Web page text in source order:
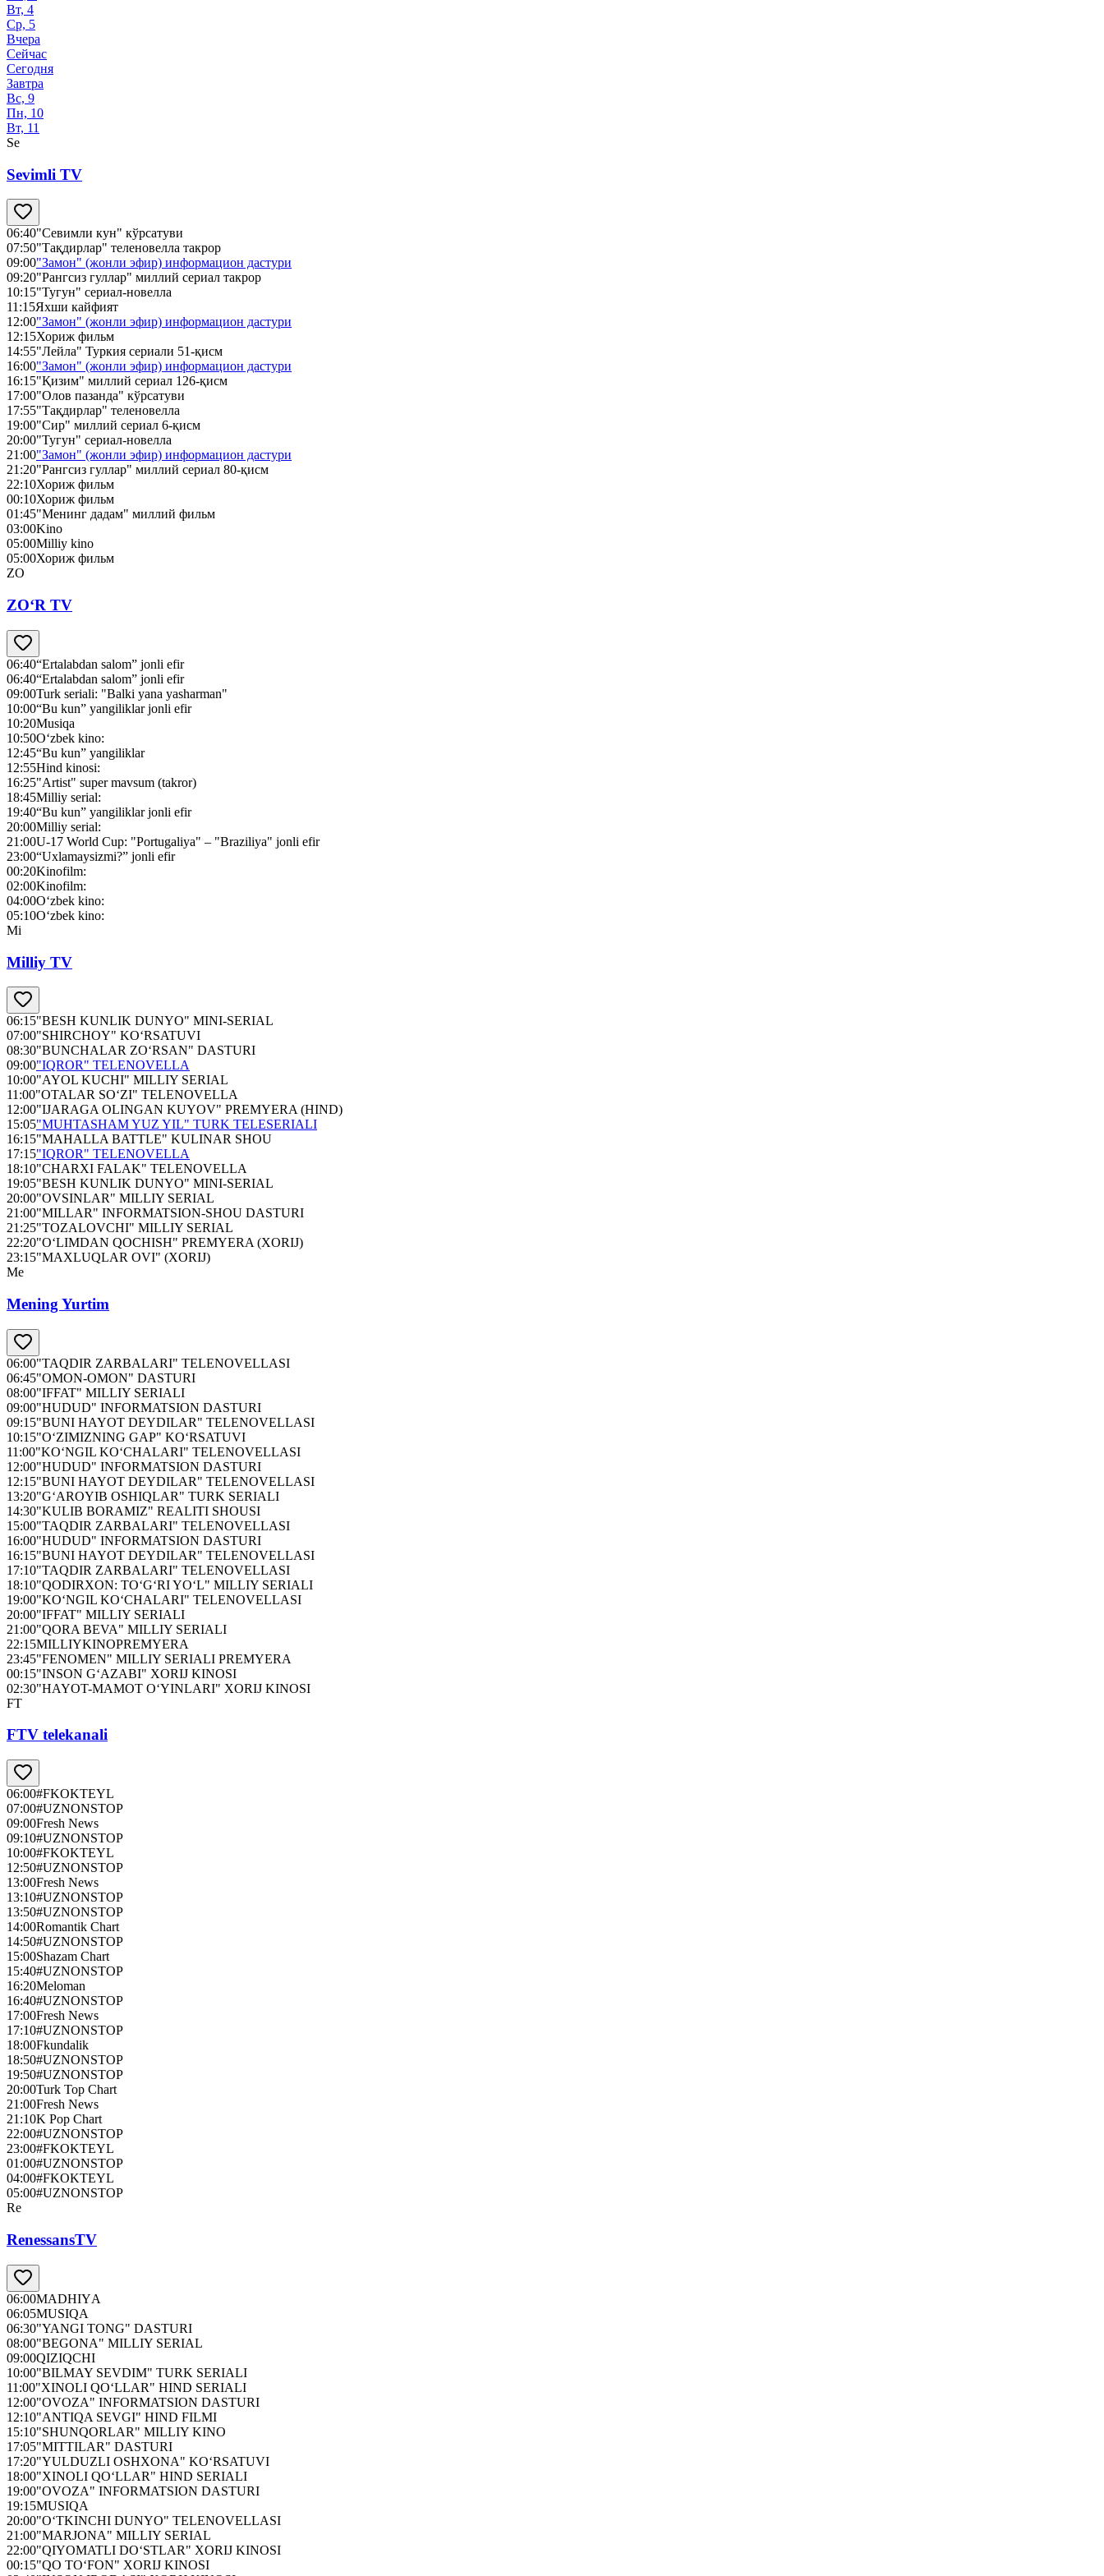
Вт, 4
Ср, 5
Вчера
Сейчас
Сегодня
Завтра
Вс, 9
Пн, 10
Вт, 11
Se
Sevimli TV
06:40"Севимли кун" кўрсатуви
07:50"Тақдирлар" теленовелла такрор
09:00"Замон" (жонли эфир) информацион дастури
09:20"Рангсиз гуллар" миллий сериал такрор
10:15"Тугун" сериал-новелла
11:15Яхши кайфият
12:00"Замон" (жонли эфир) информацион дастури
12:15Хориж фильм
14:55"Лейла" Туркия сериали 51-қисм
16:00"Замон" (жонли эфир) информацион дастури
16:15"Қизим" миллий сериал 126-қисм
17:00"Олов пазанда" кўрсатуви
17:55"Тақдирлар" теленовелла
19:00"Сир" миллий сериал 6-қисм
20:00"Тугун" сериал-новелла
21:00"Замон" (жонли эфир) информацион дастури
21:20"Рангсиз гуллар" миллий сериал 80-қисм
22:10Хориж фильм
00:10Хориж фильм
01:45"Менинг дадам" миллий фильм
03:00Kino
05:00Milliy kino
05:00Хориж фильм
ZO
ZO‘R TV
06:40“Ertalabdan salom” jonli efir
06:40“Ertalabdan salom” jonli efir
09:00Turk seriali: "Balki yana yasharman"
10:00“Bu kun” yangiliklar jonli efir
10:20Musiqa
10:50O‘zbek kino:
12:45“Bu kun” yangiliklar
12:55Hind kinosi:
16:25"Artist" super mavsum (takror)
18:45Milliy serial:
19:40“Bu kun” yangiliklar jonli efir
20:00Milliy serial:
21:00U-17 World Cup: "Portugaliya" – "Braziliya" jonli efir
23:00“Uxlamaysizmi?” jonli efir
00:20Kinofilm:
02:00Kinofilm:
04:00O‘zbek kino:
05:10O‘zbek kino:
Mi
Milliy TV
06:15"BESH KUNLIK DUNYO" MINI-SERIAL
07:00"SHIRCHOY" KO‘RSATUVI
08:30"BUNCHALAR ZO‘RSAN" DASTURI
09:00"IQROR" TELENOVELLA
10:00"AYOL KUCHI" MILLIY SERIAL
11:00"OTALAR SO‘ZI" TELENOVELLA
12:00"IJARAGA OLINGAN KUYOV" PREMYERA (HIND)
15:05"MUHTASHAM YUZ YIL" TURK TELESERIALI
16:15"MAHALLA BATTLE" KULINAR SHOU
17:15"IQROR" TELENOVELLA
18:10"CHARXI FALAK" TELENOVELLA
19:05"BESH KUNLIK DUNYO" MINI-SERIAL
20:00"OVSINLAR" MILLIY SERIAL
21:00"MILLAR" INFORMATSION-SHOU DASTURI
21:25"TOZALOVCHI" MILLIY SERIAL
22:20"O‘LIMDAN QOCHISH" PREMYERA (XORIJ)
23:15"MAXLUQLAR OVI" (XORIJ)
Me
Mening Yurtim
06:00"TAQDIR ZARBALARI" TELENOVELLASI
06:45"OMON-OMON" DASTURI
08:00"IFFAT" MILLIY SERIALI
09:00"HUDUD" INFORMATSION DASTURI
09:15"BUNI HAYOT DEYDILAR" TELENOVELLASI
10:15"O‘ZIMIZNING GAP" KO‘RSATUVI
11:00"KO‘NGIL KO‘CHALARI" TELENOVELLASI
12:00"HUDUD" INFORMATSION DASTURI
12:15"BUNI HAYOT DEYDILAR" TELENOVELLASI
13:20"G‘AROYIB OSHIQLAR" TURK SERIALI
14:30"KULIB BORAMIZ" REALITI SHOUSI
15:00"TAQDIR ZARBALARI" TELENOVELLASI
16:00"HUDUD" INFORMATSION DASTURI
16:15"BUNI HAYOT DEYDILAR" TELENOVELLASI
17:10"TAQDIR ZARBALARI" TELENOVELLASI
18:10"QODIRXON: TO‘G‘RI YO‘L" MILLIY SERIALI
19:00"KO‘NGIL KO‘CHALARI" TELENOVELLASI
20:00"IFFAT" MILLIY SERIALI
21:00"QORA BEVA" MILLIY SERIALI
22:15MILLIYKINOPREMYERA
23:45"FENOMEN" MILLIY SERIALI PREMYERA
00:15"INSON G‘AZABI" XORIJ KINOSI
02:30"HAYOT-MAMOT O‘YINLARI" XORIJ KINOSI
FT
FTV telekanali
06:00#FKOKTEYL
07:00#UZNONSTOP
09:00Fresh News
09:10#UZNONSTOP
10:00#FKOKTEYL
12:50#UZNONSTOP
13:00Fresh News
13:10#UZNONSTOP
13:50#UZNONSTOP
14:00Romantik Chart
14:50#UZNONSTOP
15:00Shazam Chart
15:40#UZNONSTOP
16:20Meloman
16:40#UZNONSTOP
17:00Fresh News
17:10#UZNONSTOP
18:00Fkundalik
18:50#UZNONSTOP
19:50#UZNONSTOP
20:00Turk Top Chart
21:00Fresh News
21:10K Pop Chart
22:00#UZNONSTOP
23:00#FKOKTEYL
01:00#UZNONSTOP
04:00#FKOKTEYL
05:00#UZNONSTOP
Re
RenessansTV
06:00MADHIYА
06:05MUSIQA
06:30"YANGI TONG" DASTURI
08:00"BEGONA" MILLIY SERIAL
09:00QIZIQCHI
10:00"BILMAY SEVDIM" TURK SERIALI
11:00"XINOLI QO‘LLAR" HIND SERIALI
12:00"OVOZA" INFORMATSION DASTURI
12:10"ANTIQA SEVGI" HIND FILMI
15:10"SHUNQORLAR" MILLIY KINO
17:05"MITTILAR" DASTURI
17:20"YULDUZLI OSHXONA" KO‘RSATUVI
18:00"XINOLI QO‘LLAR" HIND SERIALI
19:00"OVOZA" INFORMATSION DASTURI
19:15MUSIQA
20:00"O‘TKINCHI DUNYO" TELENOVELLASI
21:00"MARJONA" MILLIY SERIAL
22:00"QIYOMATLI DO‘STLAR" XORIJ KINOSI
00:15"QO TO‘FON" XORIJ KINOSI